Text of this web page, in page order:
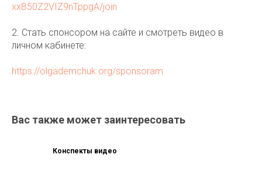
xxB50Z2VIZ9nTppgA/join
2. Стать спонсором на сайте и смотреть видео в
личном кабинете:
https://olgademchuk.org/sponsoram
Вас также может заинтересовать
Конспекты видео